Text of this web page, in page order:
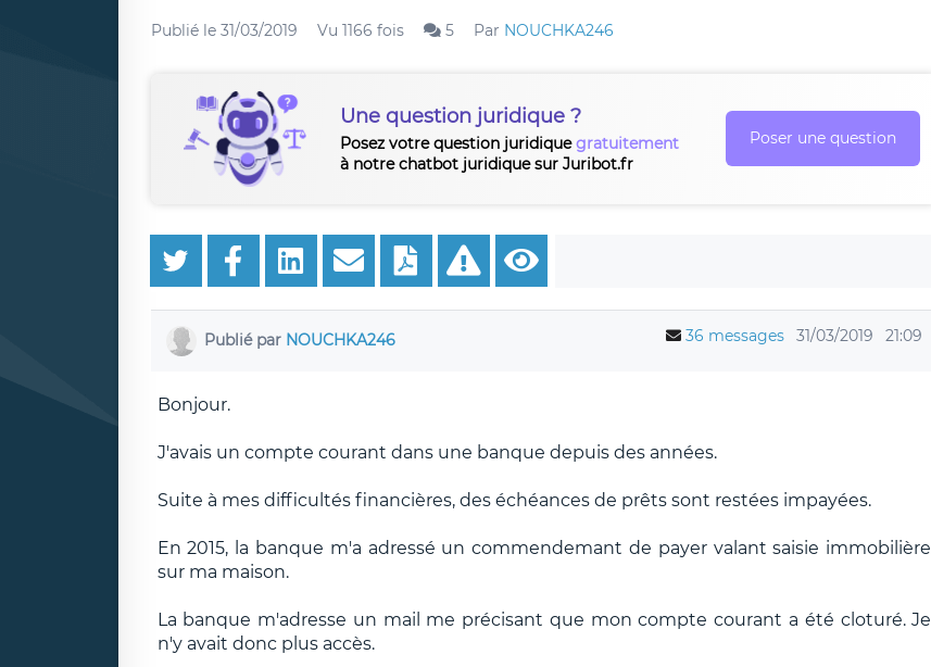
Publié le 31/03/2019 Vu 1166 fois 5 Par NOUCHKA246
Une question juridique ?
Posez votre question juridiquegratuitement
à notre chatbot juridique sur Juribot.fr
Poser une question
Publié par NOUCHKA246 36 messages 31/03/2019 21:09
Bonjour.
J'avais un compte courant dans une banque depuis des années.
Suite à mes difficultés financières, des échéances de prêts sont restées impayées.
En 2015, la banque m'a adressé un commendemant de payer valant saisie immobilière
sur ma maison.
La banque m'adresse un mail me précisant que mon compte courant a été cloturé. Je
n'y avait donc plus accès.